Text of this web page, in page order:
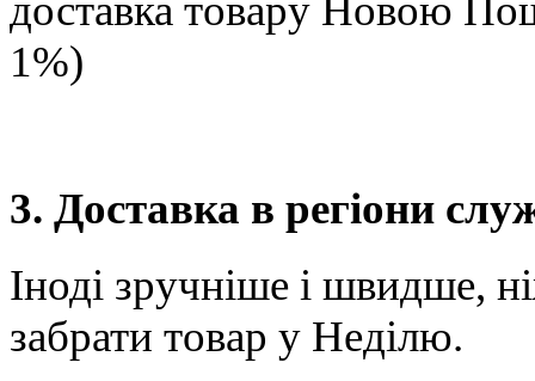
1%)
3. Доставка в регіони
Іноді зручніше і швидше,
забрати товар у Неділю.